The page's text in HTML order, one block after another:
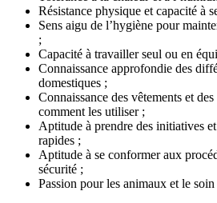
Résistance physique et capacité à
Sens aigu de l’hygiène pour
;
Capacité à travailler seul ou en
Connaissance approfondie des
domestiques ;
Connaissance des vêtements et
comment les utiliser ;
Aptitude à prendre des initiatives
rapides ;
Aptitude à se conformer aux
sécurité ;
Passion pour les animaux et le